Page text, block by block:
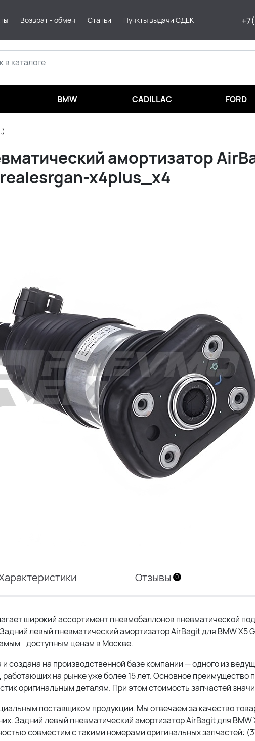
Возврат - обмен Статьи Пункты выдачи СДЕК
BMW CADILLAC FORD
амортизатор
x4plus_x4
Отзывы 0
широкий ассортимент пневмобаллонов пневматической
Задний левый пневматический амортизатор AirBagit для BMW X5
доступным ценам в Москве.
создана на производственной базе компании — одного из
на рынке уже более 15 лет. Основное преимущество
оригинальным деталям. При этом стоимость запчастей
поставщиком продукции. Мы отвечаем за качество
Задний левый пневматический амортизатор AirBagit для BMW
совместим с такими номерами оригинальных запчастей: